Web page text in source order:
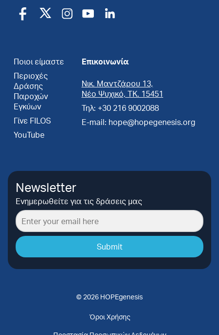
Ποιοι είμαστε
Περιοχές
Δράσης
Παροχών
Εγκύων
Γίνε FILOS
YouTube
Επικοινωνία
Νικ. Μαντζάρου 13,
Νέο Ψυχικό, ΤΚ. 15451
Τηλ: +30 216 9002088
E-mail: hope@hopegenesis.org
Newsletter
Ενημερωθείτε για τις δράσεις μας
Submit
© 2026 HOPEgenesis
Όροι Χρήσης